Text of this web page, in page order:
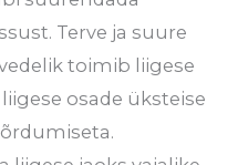
Terve ja suure
toimib liigese
osade üksteise